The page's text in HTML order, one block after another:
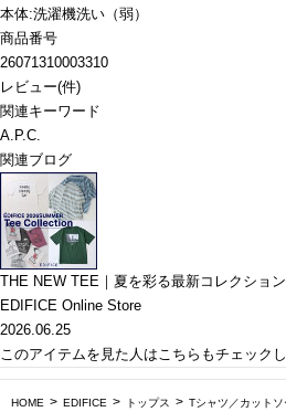
本体:洗濯機洗い（弱）
商品番号
26071310003310
レビュー(件)
関連キーワード
A.P.C.
関連ブログ
THE NEW TEE｜夏を彩る最新コレクショ
EDIFICE Online Store
2026.06.25
このアイテムを見た人はこちらもチェック
HOME EDIFICE トップス Tシャツ／カットソ